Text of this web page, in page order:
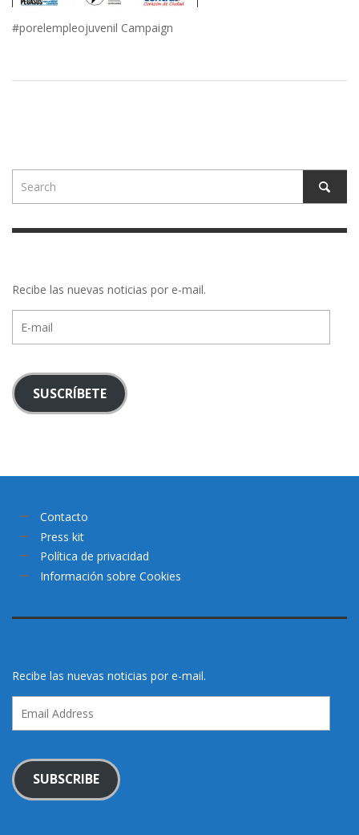
#porelempleojuvenil Campaign
Recibe las nuevas noticias por e-mail.
mail
SUSCRÍBETE
Contacto
Press kit
Política de privacidad
Información sobre Cookies
Recibe las nuevas noticias por e-mail.
Address
SUBSCRIBE